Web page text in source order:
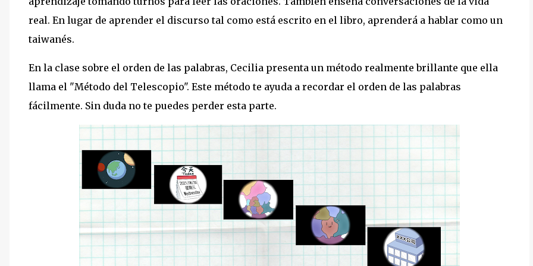
real. En lugar de aprender el discurso tal como está escrito en el libro, aprenderá a hablar como un
taiwanés.
En la clase sobre el orden de las palabras, Cecilia presenta un método realmente brillante que ella
llama el "Método del Telescopio". Este método te ayuda a recordar el orden de las palabras
fácilmente. Sin duda no te puedes perder esta parte.